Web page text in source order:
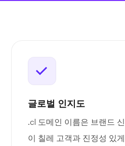
글로벌 인지도
.cl 도메인 이름은 브랜드
이 칠레 고객과 진정성 있